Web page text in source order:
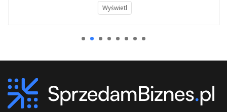
Wyświetl